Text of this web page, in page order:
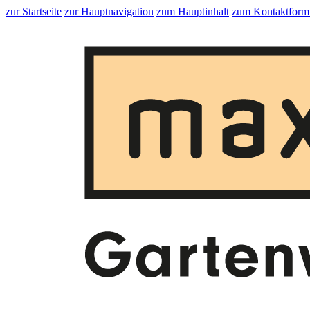
zur Startseite zur Hauptnavigation zum Hauptinhalt zum